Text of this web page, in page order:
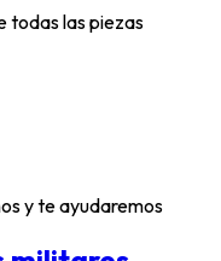
todas las piezas
y te ayudaremos